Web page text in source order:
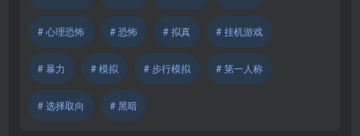
# 心理恐怖 # 恐怖 # 拟真 # 挂机游戏
# 暴力 # 模拟 # 步行模拟 # 第一人称
# 选择取向 # 黑暗